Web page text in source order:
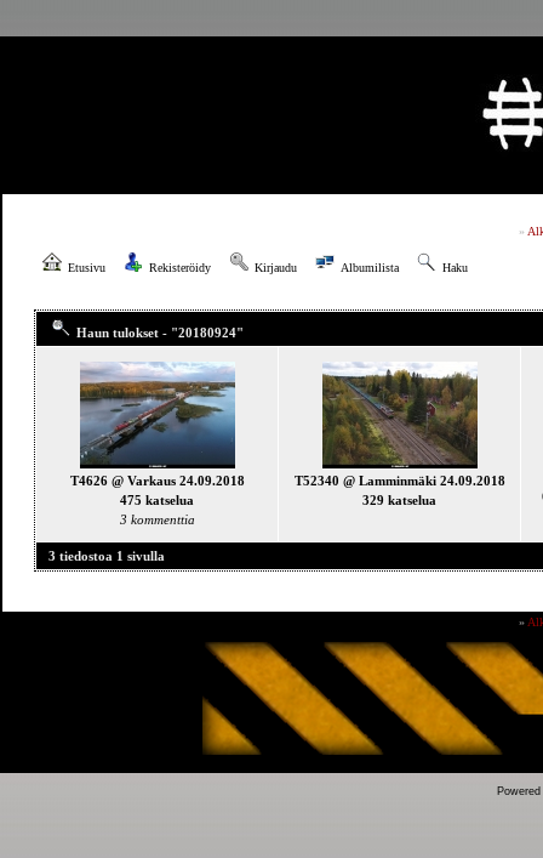
»
Etusivu Rekisteröidy Kirjaudu Albumilista Haku
Haun tulokset - "20180924"
T4626 @ Varkaus 24.09.2018
475 katselua
3 kommenttia
T52340 @ Lamminmäki 24.09.2018
329 katselua
3 tiedostoa 1 sivulla
»